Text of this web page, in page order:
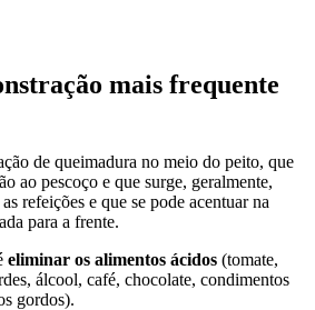
mais frequente
de queimadura no meio do peito, que
ao pescoço e que surge, geralmente,
refeições e que se pode acentuar na
para a frente.
eliminar os alimentos ácidos (tomate,
álcool, café, chocolate, condimentos
gordos).